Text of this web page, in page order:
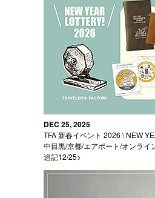
DEC 25, 2025
TFA 新春イベント 2026 \ NEW
中目黒/京都/エアポート/オンライ
追記12/25>